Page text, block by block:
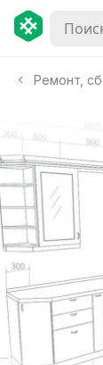
Ремонт,